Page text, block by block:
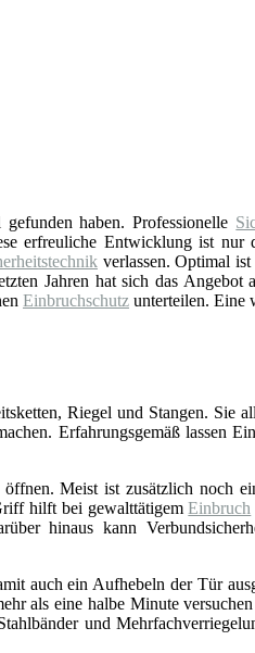
haben. Professionelle
erfreuliche Entwicklung ist nur
verlassen. Optimal
Jahren hat sich das Angebot
Einbruchschutz unterteilen. Eine
Riegel und Stangen. Sie
Erfahrungsgemäß lassen
Meist ist zusätzlich noch
hilft bei gewalttätigemEinbruch
hinaus kann
auch ein Aufhebeln der Tür
als eine halbe Minute
und